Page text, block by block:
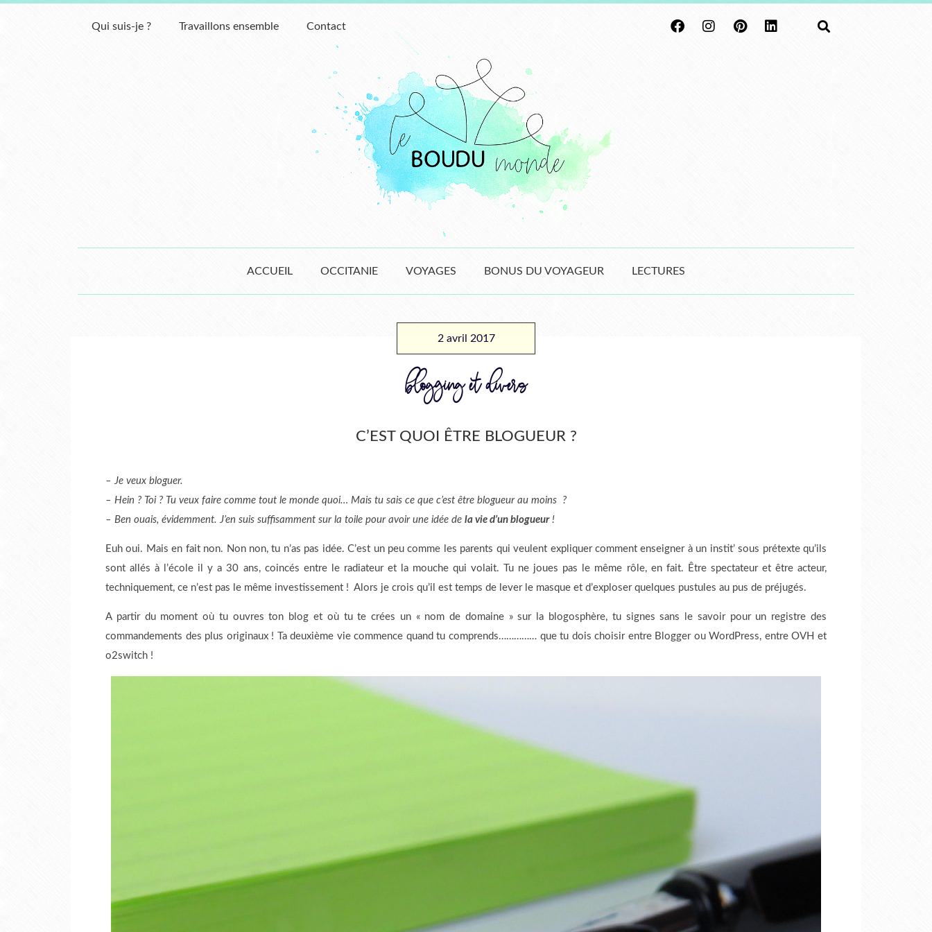
Qui suis-je ? Travaillons ensemble Contact
ACCUEIL OCCITANIE VOYAGES BONUS DU VOYAGEUR LECTURES
2 avril 2017
blogging et divers
C’EST QUOI ÊTRE BLOGUEUR ?
– Je veux bloguer.
– Hein ? Toi ? Tu veux faire comme tout le monde quoi… Mais tu sais ce que c’est être blogueur au moins ?
– Ben ouais, évidemment. J’en suis suffisamment sur la toile pour avoir une idée de la vie d’un blogueur!
Euh oui. Mais en fait non. Non non, tu n’as pas idée. C’est un peu comme les parents qui veulent expliquer comment enseigner à un instit’ sous prétexte qu’ils
sont allés à l’école il y a 30 ans, coincés entre le radiateur et la mouche qui volait. Tu ne joues pas le même rôle, en fait. Être spectateur et être acteur,
techniquement, ce n’est pas le même investissement ! Alors je crois qu’il est temps de lever le masque et d’exploser quelques pustules au pus de préjugés.
A partir du moment où tu ouvres ton blog et où tu te crées un « nom de domaine » sur la blogosphère, tu signes sans le savoir pour un registre des
commandements des plus originaux ! Ta deuxième vie commence quand tu comprends…………… que tu dois choisir entre Blogger ou WordPress, entre OVH et
o2switch !